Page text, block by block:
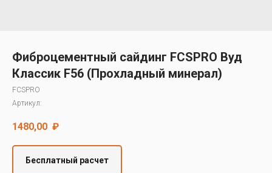
Cedral
Фиброцементный сайдинг FCSPRO Вуд
Классик F56 (Прохладный минерал)
FCSPRO
Артикул:
1480,00 ₽
Бесплатный расчет